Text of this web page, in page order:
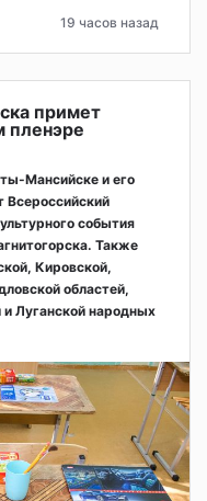
19 часов назад
примет
пленэре
Мансийске и его
Всероссийский
события
Также
Кировской,
областей,
Луганской народных